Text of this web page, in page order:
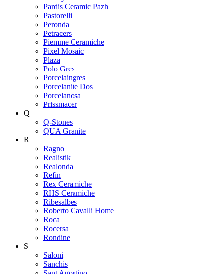
Pardis Ceramic Pazh
Pastorelli
Peronda
Petracers
Piemme Ceramiche
Pixel Mosaic
Plaza
Polo Gres
Porcelaingres
Porcelanite Dos
Porcelanosa
Prissmacer
Q
Q-Stones
QUA Granite
R
Ragno
Realistik
Realonda
Refin
Rex Ceramiche
RHS Ceramiche
Ribesalbes
Roberto Cavalli Home
Roca
Rocersa
Rondine
S
Saloni
Sanchis